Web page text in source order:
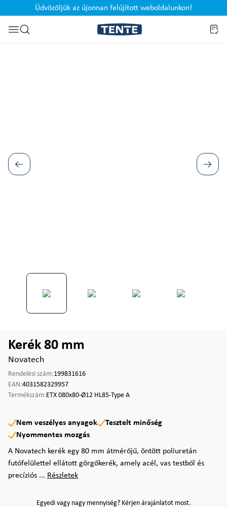
Ugrás a kereséshez
Üdvözöljük az újonnan felújított weboldalunkon!
Kerék 80 mm
Novatech
Rendelési szám:199831616
EAN:4031582329957
Termékszám:ETX 080x80-Ø12 HL85-Type A
Nem veszélyes anyagok
Tesztelt minőség
Nyommentes mozgás
A Novatech kerék egy 80 mm átmérőjű, öntött poliuretán
futófelülettel ellátott görgőkerék, amely acél, vas testből és
precíziós ... Részletek
Egyedi vagy nagy mennyiség? Kérjen árajánlatot most.